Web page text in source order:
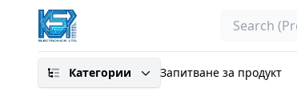
Search
Категории Запитване за продукт